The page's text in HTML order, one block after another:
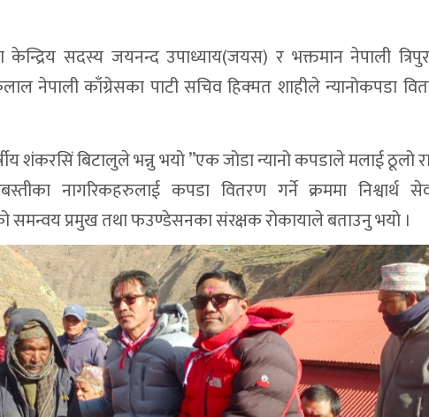
सदस्य जयनन्द उपाध्याय(जयस) र भक्तमान नेपाली
नेपाली काँग्रेसका पाटी सचिव हिक्मत शाहीले न्यानोकपडा
शंकरसिं बिटालुले भन्नु भयो ”एक जोडा न्यानो कपडाले मलाई ठूलो
नागरिकहरुलाई कपडा वितरण गर्ने क्रममा निश्वार्थ
समन्वय प्रमुख तथा फउण्डेसनका संरक्षक रोकायाले बताउनु भयो ।